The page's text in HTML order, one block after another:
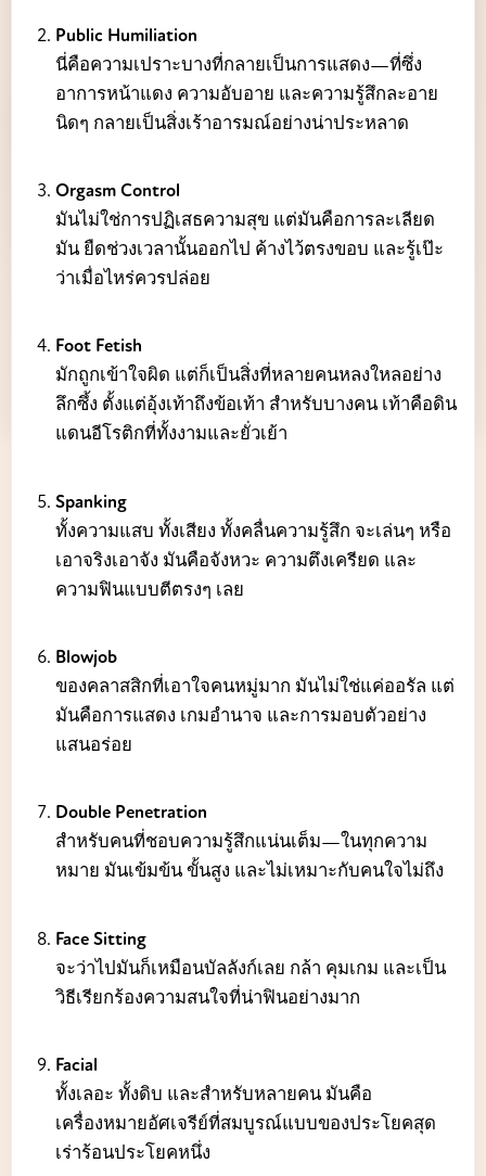
Public Humiliation
นี่คือความเปราะบางที่กลายเป็นการแสดง—ที่ซึ่ง
อาการหน้าแดง ความอับอาย และความรู้สึกละอาย
นิดๆ กลายเป็นสิ่งเร้าอารมณ์อย่างน่าประหลาด
Orgasm Control
มันไม่ใช่การปฏิเสธความสุข แต่มันคือการละเลียด
มัน ยืดช่วงเวลานั้นออกไป ค้างไว้ตรงขอบ และรู้เป๊ะ
ว่าเมื่อไหร่ควรปล่อย
Foot Fetish
มักถูกเข้าใจผิด แต่ก็เป็นสิ่งที่หลายคนหลงใหลอย่าง
ลึกซึ้ง ตั้งแต่อุ้งเท้าถึงข้อเท้า สำหรับบางคน เท้าคือดิน
แดนอีโรติกที่ทั้งงามและยั่วเย้า
Spanking
ทั้งความแสบ ทั้งเสียง ทั้งคลื่นความรู้สึก จะเล่นๆ หรือ
เอาจริงเอาจัง มันคือจังหวะ ความตึงเครียด และ
ความฟินแบบตีตรงๆ เลย
Blowjob
ของคลาสสิกที่เอาใจคนหมู่มาก มันไม่ใช่แค่ออรัล แต่
มันคือการแสดง เกมอำนาจ และการมอบตัวอย่าง
แสนอร่อย
Double Penetration
สำหรับคนที่ชอบความรู้สึกแน่นเต็ม—ในทุกความ
หมาย มันเข้มข้น ขั้นสูง และไม่เหมาะกับคนใจไม่ถึง
Face Sitting
จะว่าไปมันก็เหมือนบัลลังก์เลย กล้า คุมเกม และเป็น
วิธีเรียกร้องความสนใจที่น่าฟินอย่างมาก
Facial
ทั้งเลอะ ทั้งดิบ และสำหรับหลายคน มันคือ
เครื่องหมายอัศเจรีย์ที่สมบูรณ์แบบของประโยคสุด
เร่าร้อนประโยคหนึ่ง